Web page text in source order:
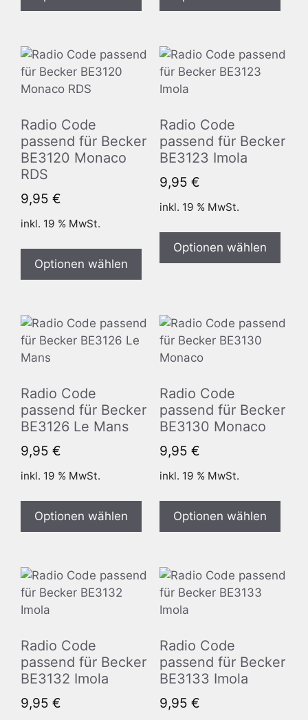
Radio Code
passend für Becker
BE3120 Monaco
RDS
9,95 €
inkl. 19 % MwSt.
Optionen wählen
Radio Code
passend für Becker
BE3123 Imola
9,95 €
inkl. 19 % MwSt.
Optionen wählen
Radio Code
passend für Becker
BE3126 Le Mans
9,95 €
inkl. 19 % MwSt.
Optionen wählen
Radio Code
passend für Becker
BE3130 Monaco
9,95 €
inkl. 19 % MwSt.
Optionen wählen
Radio Code
passend für Becker
BE3132 Imola
9,95 €
Radio Code
passend für Becker
BE3133 Imola
9,95 €